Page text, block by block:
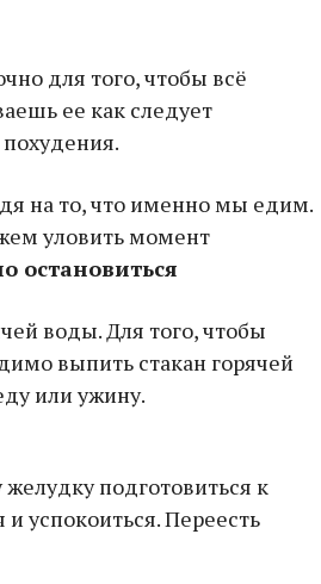
для того, чтобы всё
ее как следует
на то, что именно мы едим.
уловить момент
остановиться
воды. Для того, чтобы
выпить стакан горячей
или ужину.
подготовиться к
успокоиться. Переесть